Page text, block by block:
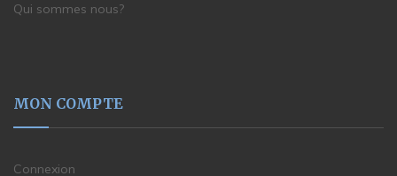
Qui sommes nous?
MON COMPTE
Connexion